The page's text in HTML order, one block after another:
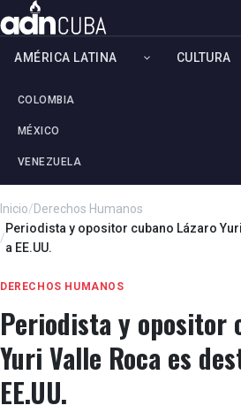
AMÉRICA LATINA
COLOMBIA
MÉXICO
VENEZUELA
CULTURA
Inicio/Derechos Humanos
/
Periodista y opositor cubano Lázaro
a EE.UU.
DERECHOS HUMANOS
Periodista y opositor
Yuri Valle Roca es
EE.UU.